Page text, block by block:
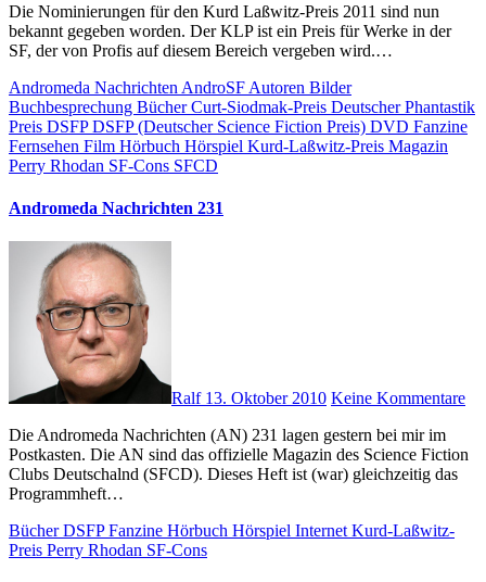
Die Nominierungen für den Kurd Laßwitz-Preis 2011 sind nun
bekannt gegeben worden. Der KLP ist ein Preis für Werke in der
SF, der von Profis auf diesem Bereich vergeben wird.…
Andromeda Nachrichten AndroSF Autoren Bilder
Buchbesprechung BücherCurt-Siodmak-Preis Deutscher Phantastik
Preis DSFPDSFP (Deutscher Science Fiction Preis) DVD Fanzine
Fernsehen Film Hörbuch Hörspiel Kurd-Laßwitz-Preis Magazin
Perry Rhodan SF-Cons SFCD
Andromeda Nachrichten 231
Ralf 13. Oktober 2010 Keine Kommentare
Die Andromeda Nachrichten (AN) 231 lagen gestern bei mir im
Postkasten. Die AN sind das offizielle Magazin des Science Fiction
Clubs Deutschalnd (SFCD). Dieses Heft ist (war) gleichzeitig das
Programmheft…
BücherDSFPFanzine Hörbuch Hörspiel InternetKurd-Laßwitz-
Preis Perry Rhodan SF-Cons